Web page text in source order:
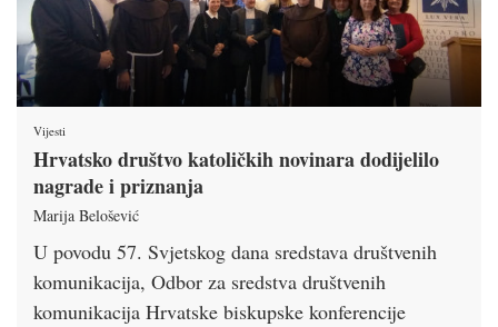
Vijesti
Hrvatsko društvo katoličkih novinara dodijelilo
nagrade i priznanja
Marija Belošević
U povodu 57. Svjetskog dana sredstava društvenih
komunikacija, Odbor za sredstva društvenih
komunikacija Hrvatske biskupske konferencije